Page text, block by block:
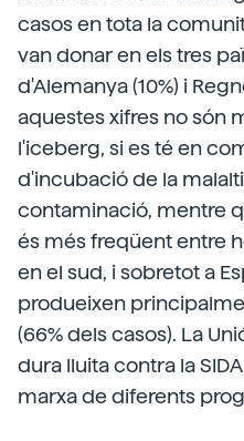
casos en tota la
van donar en els tres
d'Alemanya (10%) i
aquestes xifres no són
l'iceberg, si es té en
d'incubació de la
contaminació, mentre
és més freqüent entre
en el sud, i sobretot a
produeixen
(66% dels casos). La
dura lluita contra la
marxa de diferents